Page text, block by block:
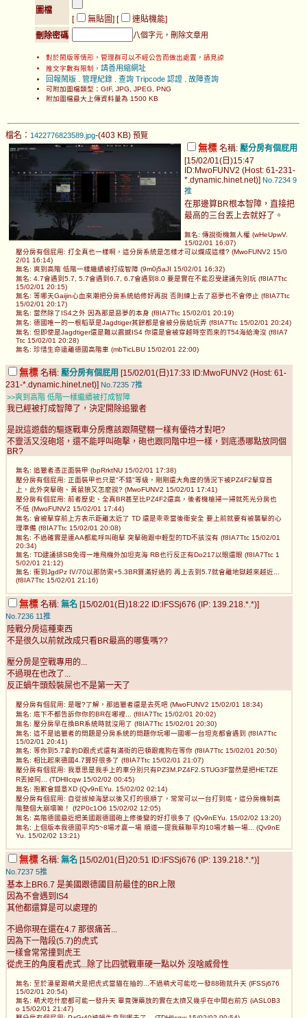
圖檔
[
無貼圖] [ 連貼機能]
刪除密碼
八個字元，刪除文章用
對於鬧版等情形，管理群可以不經公告而做出處置，請見諒
推文字數有限制， 請善用縮網址
回報鬧版
管理紀錄 查詢 Tripcode 認證 故障查詢
可附加圖檔類型：GIF, JPG, JPEG, PNG
附加圖檔最大上傳資料量為 1500 KB
檔名： 1422776823589.jpg-(403 KB) 預覽
無標 名稱: 壓分房有個屁用
[15/02/01(日)15:47
ID:MwoFUNV2 (Host: 61-231-
*.dynamic.hinet.net)] No.7234 9
推
在那邊算BR根本智障，直接把
最高的三台丟上去就好了。
無名: 傳說街機無人權 (wHeUpwV.
15/02/01 16:07)
壓分房有個屁用: 打全真也一樣啊，這分房系統是怎樣才可以爛成這樣? (MwoFUNV2 15/0
2/01 16:14)
無名: 爽到高階 低階一樣繼續被打成智障 (9m0j5aJI 15/02/01 16:32)
無名: 4.7會遇到5.7, 5.7會遇到6.7, 6.7會遇到8.0 要是實在不能忍受建議先別玩 (f8IA7Ttc
15/02/01 20:15)
無名: 等哪天Gaijin心血來潮把分房系統給修好再說 否則練上去了惡夢也不會停止 (f8IA7Ttc
15/02/01 20:17)
無名: 當然除了IS4之外 因為那是惡夢的本身 (f8IA7Ttc 15/02/01 20:19)
無名: 德國唯一的一根稻草是Jagdtiger其餘都是會被分房給玩弄 (f8IA7Ttc 15/02/01 20:24)
無名: 但即使是Jagdtiger還是難以震撼IS4 你還是會被穿越時空而來的T54海給淹沒 (f8IA7
Ttc 15/02/01 20:28)
無名: 珍惜生命遠離德國高階車 (mbTicLBU 15/02/01 22:00)
無標 名稱: 壓分房有個屁用 [15/02/01(日)17:33 ID:MwoFUNV2 (Host: 61-
231-*.dynamic.hinet.net)] No.7235 7推
>>爽到高階 低階一樣繼續被打成智障
我已經被打成智障了，決定開除追獵者
是說這遊戲的驅逐戰車分房應該跟隔壁棚一樣有優待才對吧?
不靈活又沒砲塔，還不能呼叫砲擊，砲也跟同階中坦一樣，到底憑哪點放同個
BR?
無名: 追獵者憑正面裝甲 (bpRrktNU 15/02/01 17:38)
壓分房有個屁用: 正面裝甲也只是"不錯"等級，剛剛還大角度的情況下被PZ4F2擊穿首
上，此外突擊砲、黃鼠狼又怎麼說? (MwoFUNV2 15/02/01 17:41)
壓分房有個屁用: 前者歷史、全真BR甚至比PZ4F2還高，後者機槍掃一掃就死光分房也
不低 (MwoFUNV2 15/02/01 17:44)
無名: 會被擊穿前上方表示距離太近了 TD 還是乖乖當後衛安全 要上前就要有被襲擊的心
理準備 (f8IA7Ttc 15/02/01 20:08)
無名: 不過確實是連AA都能呼叫砲擊 突擊砲跟中輕型的TD不該沒有 (f8IA7Ttc 15/02/01
20:34)
無名: TD建議排SB免得一堆飛機外加坦克海 RB也行反正有Do217以眼還眼 (f8IA7Ttc 1
5/02/01 21:12)
無名: 衝到JgdPz IV/70以那防禦+5.3BR算滿好過的 再上去到5.7就會離地獄越來越近...
(f8IA7Ttc 15/02/01 21:16)
無標 名稱: 無名 [15/02/01(日)18:22 ID:lFSSj676 (IP: 139.218.*.*)]
No.7236 11推
陸戰分房這種東西
不是很久以前就改成只看BR最高的哪隻嗎??
壓分房是空戰專用的...
不過現在也改了...
反正蝸牛頭殼裝屎也不是第一天了
壓分房有個屁用: 是喔?了解，那追獵者還是去死吧 (MwoFUNV2 15/02/01 18:34)
無名: 底下不都告訴你你的BR在哪裡... (f8IA7Ttc 15/02/01 20:02)
無名: 壓分房早在換BR系統時就沒用了 (f8IA7Ttc 15/02/01 20:30)
無名: 這不是追獵者的問題是分房系統的問題你玩哪一國哪一台坦克都會遇到 (f8IA7Ttc
15/02/01 20:41)
無名: 等你到5.7拿豹D跟虎式還有滿街的巴頓跟瘋狗在等你 (f8IA7Ttc 15/02/01 20:50)
無名: 相比起來德國4.7算好很多了 (f8IA7Ttc 15/02/01 21:07)
壓分房有個屁用: 我意思是我手上的車分別只有PZ3M.PZ4F2.STUG3F當然是把HETZE
R丟掉阿... (TDHlIcqw 15/02/02 00:45)
無名: 抱歉會錯意XD (Qv9nEYu. 15/02/02 02:14)
壓分房有個屁用: 自從拔掉海瑟以後又打的很順了，常常可以一台打到底，這分房機制高
階整個大崩壞嘛！ (f2P0c1O6 15/02/02 12:05)
無名: 高階德國最近把美國跟德國砲上修後變的好打很多了 (Qv9nEYu. 15/02/02 13:20)
無名: 上個版本我德國平均5~8場才贏一場 順道一提我蘇聯平均10場才輸一場... (Qv9nE
Yu. 15/02/02 13:21)
無標 名稱: 無名 [15/02/01(日)20:51 ID:lFSSj676 (IP: 139.218.*.*)]
No.7237 5推
基本上BR6.7 是美國跟德國目前最佳的BR上限
因為不會遇到IS4
其他都還算是可以處理的
不過你現在還在4.7 那很痛苦...
因為下一階段(5.7)的虎式
一樣會常常撞到虎王
從虎王的角度看虎式...除了比四號戰車硬一點以外 沒啥威脅性
無名: 至於潘星跟萌犬是把虎式當貓在抽的...不過萌犬可能吃一發88砲就升天 (lFSSj676
15/02/01 20:54)
無名: 萌犬吃什麼都可能一發升天 畢竟彈藥放的實在太擠又幾乎在中間右前方 (iASL0B3
o 15/02/01 21:47)